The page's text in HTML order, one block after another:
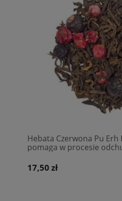
Hebata Czerwona Pu Erh
pomaga w procesie
17,50 zł